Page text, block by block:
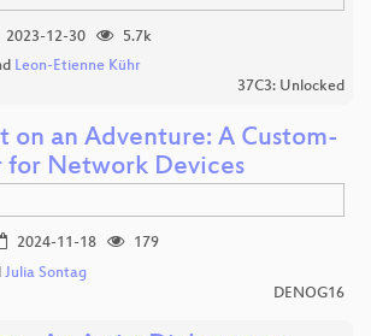
2023-12-30
5.7k
Leon-Etienne Kühr
37C3: Unlocked
on an Adventure: A Custom-
for Network Devices
2024-11-18
179
Julia Sontag
DENOG16